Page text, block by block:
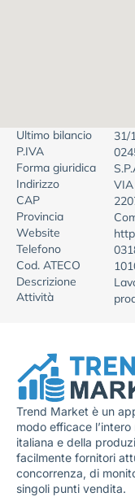
Ultimo bilancio
31/
P.IVA
Forma giuridica
Indirizzo
VIA
CAP
Provincia
Website
Telefono
Cod. ATECO
Descrizione
Attività
Trend Market è un
modo efficace
italiana e della
facilmente fornitori
concorrenza, di
singoli punti vendita.